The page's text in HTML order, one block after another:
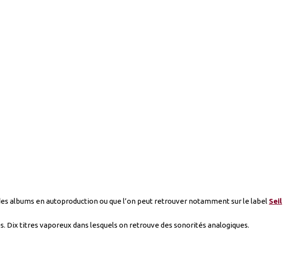
albums en autoproduction ou que l’on peut retrouver notamment sur le label Seil
titres vaporeux dans lesquels on retrouve des sonorités analogiques.